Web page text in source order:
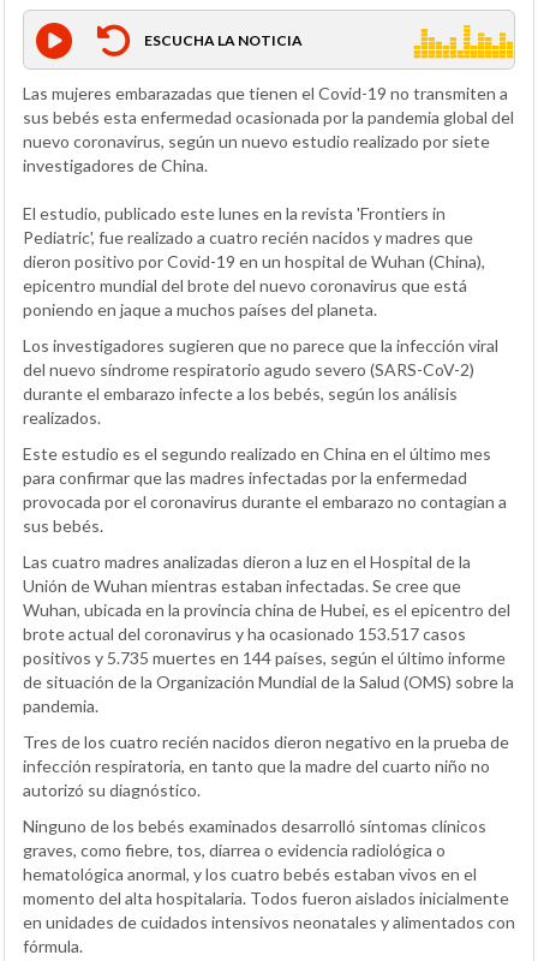
ESCUCHA LA NOTICIA
Las mujeres embarazadas que tienen el Covid-19 no transmiten a
sus bebés esta enfermedad ocasionada por la pandemia global del
nuevo coronavirus, según un nuevo estudio realizado por siete
investigadores de China.
El estudio, publicado este lunes en la revista 'Frontiers in
Pediatric', fue realizado a cuatro recién nacidos y madres que
dieron positivo por Covid-19 en un hospital de Wuhan (China),
epicentro mundial del brote del nuevo coronavirus que está
poniendo en jaque a muchos países del planeta.
Los investigadores sugieren que no parece que la infección viral
del nuevo síndrome respiratorio agudo severo (SARS-CoV-2)
durante el embarazo infecte a los bebés, según los análisis
realizados.
Este estudio es el segundo realizado en China en el último mes
para confirmar que las madres infectadas por la enfermedad
provocada por el coronavirus durante el embarazo no contagian a
sus bebés.
Las cuatro madres analizadas dieron a luz en el Hospital de la
Unión de Wuhan mientras estaban infectadas. Se cree que
Wuhan, ubicada en la provincia china de Hubei, es el epicentro del
brote actual del coronavirus y ha ocasionado 153.517 casos
positivos y 5.735 muertes en 144 países, según el último informe
de situación de la Organización Mundial de la Salud (OMS) sobre la
pandemia.
Tres de los cuatro recién nacidos dieron negativo en la prueba de
infección respiratoria, en tanto que la madre del cuarto niño no
autorizó su diagnóstico.
Ninguno de los bebés examinados desarrolló síntomas clínicos
graves, como fiebre, tos, diarrea o evidencia radiológica o
hematológica anormal, y los cuatro bebés estaban vivos en el
momento del alta hospitalaria. Todos fueron aislados inicialmente
en unidades de cuidados intensivos neonatales y alimentados con
fórmula.